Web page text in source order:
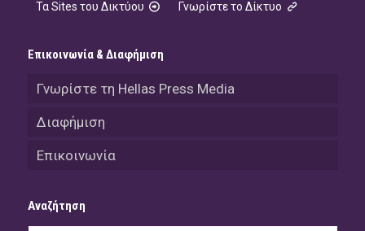
Τα Sites του Δικτύου Γνωρίστε το Δίκτυο
Επικοινωνία & Διαφήμιση
Γνωρίστε τη Hellas Press Media
Διαφήμιση
Επικοινωνία
Αναζήτηση